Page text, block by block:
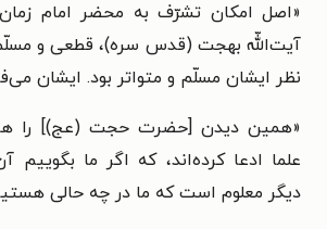
«اصل امکان تشرّف به محضر امام
آیت‌اللّه بهجت (قدس سره)، قطعی و
نظر ایشان مسلّم و متواتر بود. ایشان
«همین دیدن [حضرت حجت (عج)] را هم
علما ادعا کرده‌اند، که اگر ما بگوییم
دیگر معلوم است که ما در چه حالی